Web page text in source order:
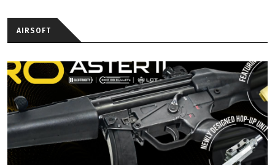
AIRSOFT